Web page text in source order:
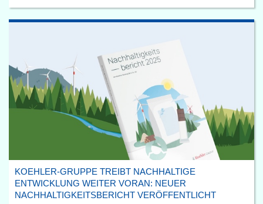
KOEHLER-GRUPPE TREIBT NACHHALTIGE
ENTWICKLUNG WEITER VORAN: NEUER
NACHHALTIGKEITSBERICHT VERÖFFENTLICHT